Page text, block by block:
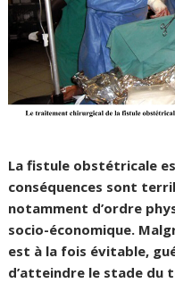
La fistule obstétricale
conséquences sont
notamment d’ordre
socio-économique.
est à la fois évitable,
d’atteindre le stade du